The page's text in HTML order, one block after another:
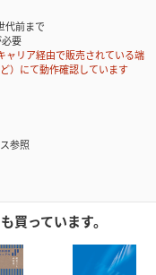
代前まで
要
リア経由で販売されている端
）にて動作確認しています
参照
買っています。